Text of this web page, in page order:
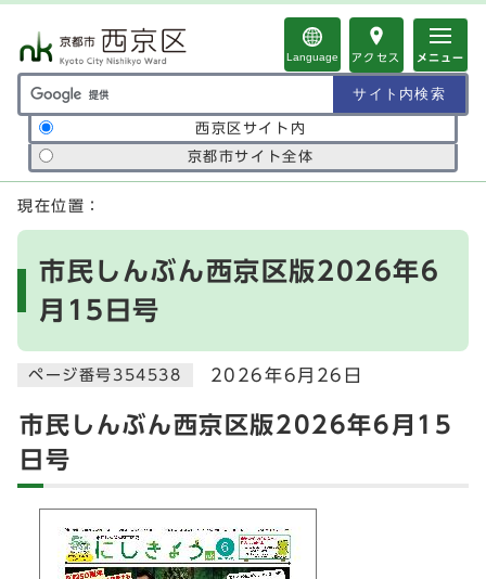
Language アクセス メニュー
サイト内検索の範囲
西京区サイト内
京都市サイト全体
ここから本文です
現在位置：
市民しんぶん西京区版2026年6
月15日号
ページ番号354538 2026年6月26日
市民しんぶん西京区版2026年6月15
日号